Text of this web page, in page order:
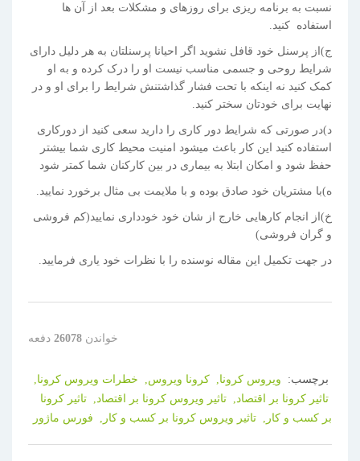
نسبت به برنامه ریزی برای روزهای و مشکلات بعد از آن ها
استفاده کنید.
ج)از پرسنل خود قافل نشوید اگر احیانا پرسنلتان به هر دلیل دارای
شرایط روحی و جسمی مناسب نیست او را درک کرده و به او
کمک کنید نه اینکه با تحت فشار گذاشتنش شرایط را برای او و در
نهایت برای خودتان سختر کنید.
د)در صورتی که شرایط دور کاری را دارید سعی کنید از دورکاری
استفاده کنید این کار باعث میشود امنیت محیط کاری شما بیشتر
حفظ شود و امکان ابتلا به بیماری در بین کارکنان شما کمتر شود
ه)با مشتریان خود صادق بوده و با ملایمت بی مثال برخورد نمایید.
خ)از انجام کارهایی خارج از شان خود خودداری نمایید(کم فروشی
و گران فروشی)
در جهت تکمیل این مقاله نوسنده را با نظرات خود یاری فرمایید.
خواندن 26078 دفعه
برچسب: ویروس کرونا, کرونا ویروس,
خطرات ویروس کرونا,
تاثیر کرونا بر اقتصاد,
تاثیر ویروس کرونا بر اقتصاد,
تاثیر کرونا
بر کسب و کار,
تاثیر ویروس کرونا بر کسب و کار, فورس ماژور